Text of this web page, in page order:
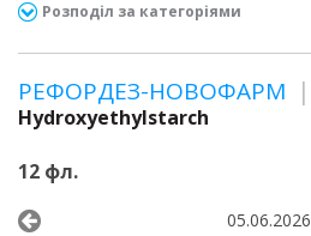
Розподіл за категоріями
РЕФОРДЕЗ-НОВОФАРМ
Hydroxyethylstarch
12 фл.
05.06.2026